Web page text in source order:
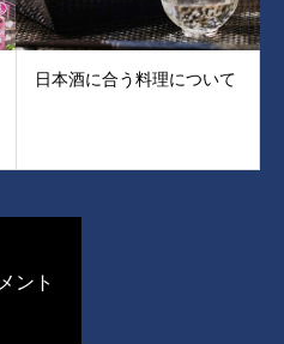
日本酒に合う料理について
ント